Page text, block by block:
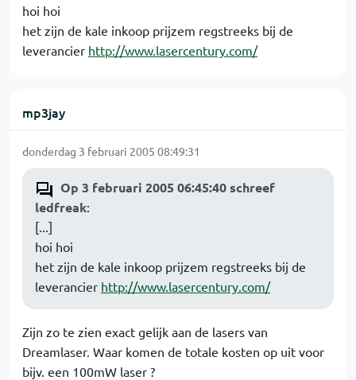
hoi hoi
het zijn de kale inkoop prijzem regstreeks bij de
leverancier http://www.lasercentury.com/
mp3jay
donderdag 3 februari 2005 08:49:31
Op 3 februari 2005 06:45:40 schreef
ledfreak:
[...]
hoi hoi
het zijn de kale inkoop prijzem regstreeks bij de
leverancier http://www.lasercentury.com/
Zijn zo te zien exact gelijk aan de lasers van
Dreamlaser. Waar komen de totale kosten op uit voor
bijv. een 100mW laser ?